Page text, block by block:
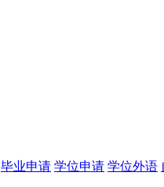
毕业申请 学位申请 学位外语